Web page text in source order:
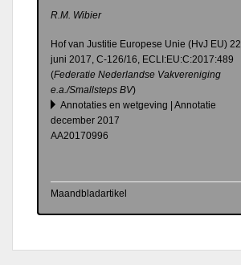
R.M. Wibier
Hof van Justitie Europese Unie (HvJ EU) 22
juni 2017, C-126/16, ECLI:EU:C:2017:489
(Federatie Nederlandse Vakvereniging
e.a./Smallsteps BV)
Annotaties en wetgeving | Annotatie
december 2017
AA20170996
Maandbladartikel